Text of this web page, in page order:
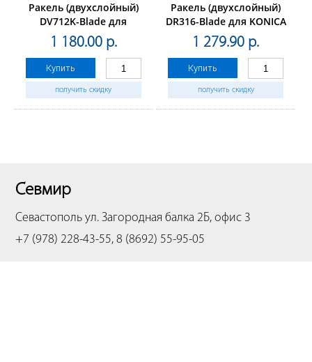
Ракель (двухслойный)
DV712K-Blade для
KONICA MINOLTABizhub
C659/C759 (CET) Black,
300000 стр., CET281111
1 180.00 р.
Купить
получить скидку
Ракель (двухслойный)
DR316-Blade для KONICA
MINOLTABizhub
C250i/C300i/C360i (CET)
CMY, 300000 стр.,
CET281092
1 279.90 р.
Купить
получить скидку
Севмир
Севастополь ул. Загородная балка 2Б, офис 3
+7 (978) 228-43-55, 8 (8692) 55-95-05